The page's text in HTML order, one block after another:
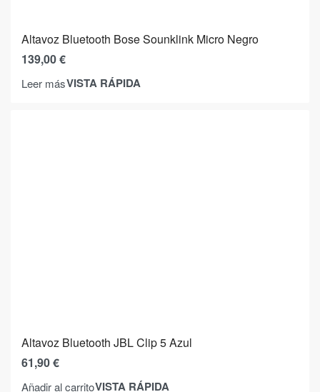
Altavoz Bluetooth Bose Sounklink Micro Negro
139,00€
Leer másVISTA RÁPIDA
Altavoz Bluetooth JBL Clip 5 Azul
61,90€
Añadir al carritoVISTA RÁPIDA